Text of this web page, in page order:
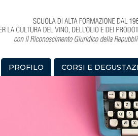
PROFILO CORSI E